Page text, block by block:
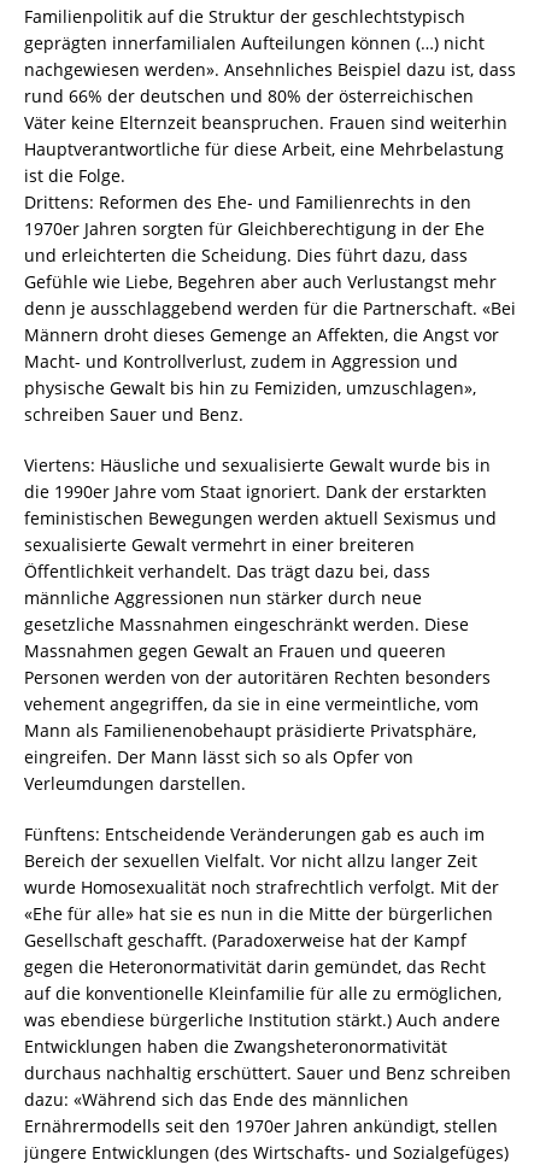
Familienpolitik auf die Struktur der geschlechtstypisch
geprägten innerfamilialen Aufteilungen können (…) nicht
nachgewiesen werden». Ansehnliches Beispiel dazu ist, dass
rund 66% der deutschen und 80% der österreichischen
Väter keine Elternzeit beanspruchen. Frauen sind weiterhin
Hauptverantwortliche für diese Arbeit, eine Mehrbelastung
ist die Folge.
Drittens: Reformen des Ehe- und Familienrechts in den
1970er Jahren sorgten für Gleichberechtigung in der Ehe
und erleichterten die Scheidung. Dies führt dazu, dass
Gefühle wie Liebe, Begehren aber auch Verlustangst mehr
denn je ausschlaggebend werden für die Partnerschaft. «Bei
Männern droht dieses Gemenge an Affekten, die Angst vor
Macht- und Kontrollverlust, zudem in Aggression und
physische Gewalt bis hin zu Femiziden, umzuschlagen»,
schreiben Sauer und Benz.
Viertens: Häusliche und sexualisierte Gewalt wurde bis in
die 1990er Jahre vom Staat ignoriert. Dank der erstarkten
feministischen Bewegungen werden aktuell Sexismus und
sexualisierte Gewalt vermehrt in einer breiteren
Öffentlichkeit verhandelt. Das trägt dazu bei, dass
männliche Aggressionen nun stärker durch neue
gesetzliche Massnahmen eingeschränkt werden. Diese
Massnahmen gegen Gewalt an Frauen und queeren
Personen werden von der autoritären Rechten besonders
vehement angegriffen, da sie in eine vermeintliche, vom
Mann als Familienenobehaupt präsidierte Privatsphäre,
eingreifen. Der Mann lässt sich so als Opfer von
Verleumdungen darstellen.
Fünftens: Entscheidende Veränderungen gab es auch im
Bereich der sexuellen Vielfalt. Vor nicht allzu langer Zeit
wurde Homosexualität noch strafrechtlich verfolgt. Mit der
«Ehe für alle» hat sie es nun in die Mitte der bürgerlichen
Gesellschaft geschafft. (Paradoxerweise hat der Kampf
gegen die Heteronormativität darin gemündet, das Recht
auf die konventionelle Kleinfamilie für alle zu ermöglichen,
was ebendiese bürgerliche Institution stärkt.) Auch andere
Entwicklungen haben die Zwangsheteronormativität
durchaus nachhaltig erschüttert. Sauer und Benz schreiben
dazu: «Während sich das Ende des männlichen
Ernährermodells seit den 1970er Jahren ankündigt, stellen
jüngere Entwicklungen (des Wirtschafts- und Sozialgefüges)